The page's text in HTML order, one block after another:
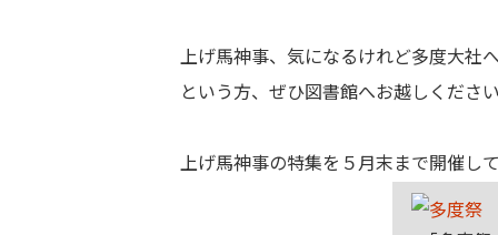
上げ馬神事、気になるけれど多度大社
という方、ぜひ図書館へお越しください
上げ馬神事の特集を５月末まで開催して